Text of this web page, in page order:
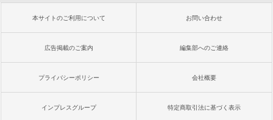
本サイトのご利用について お問い合わせ
広告掲載のご案内 編集部へのご連絡
プライバシーポリシー 会社概要
インプレスグループ 特定商取引法に基づく表示